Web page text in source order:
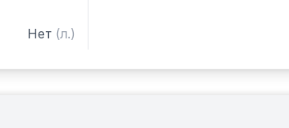
Нет (л.)